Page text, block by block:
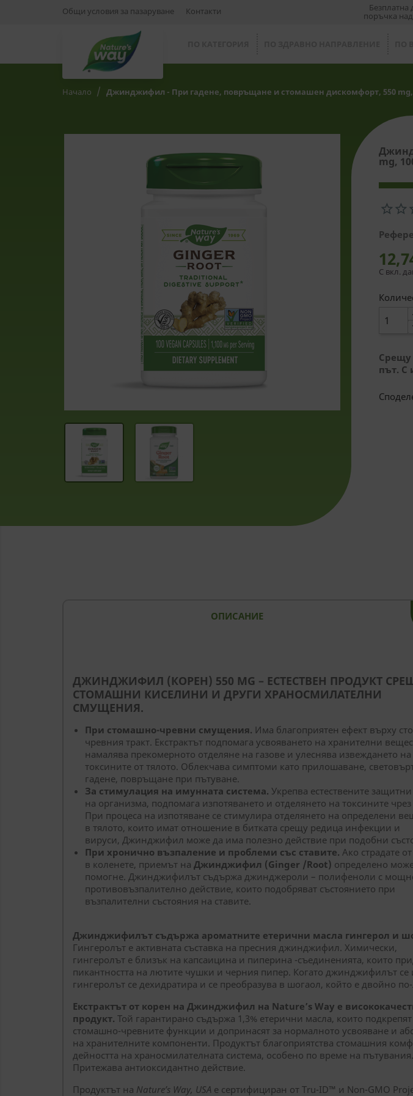
Общи условия за пазаруване Контакти Безплатна
поръчка
Начало Джинджифил - При гадене, повръщане и стомашен дискомфорт, 550 mg,
mg,
С вкл.
Срещу
път. С
ОПИСАНИЕ
ДЖИНДЖИФИЛ (КОРЕН) 550 MG – ЕСТЕСТВЕН ПРОДУКТ
СТОМАШНИ КИСЕЛИНИ И ДРУГИ ХРАНОСМИЛАТЕЛНИ
СМУЩЕНИЯ.
При стомашно-чревни смущения. Има благоприятен ефект върху
чревния тракт. Екстрактът подпомага усвояването на хранителни
намалява прекомерното отделяне на газове и улеснява извеждането на
токсините от тялото. Облекчава симптоми като прилошаване,
гадене, повръщане при пътуване.
За стимулация на имунната система. Укрепва естествените
на организма, подпомага изпотяването и отделянето на токсините чрез
При процеса на изпотяване се стимулира отделянето на определени
в тялото, които имат отношение в битката срещу редица инфекции и
вируси, Джинджифил може да има полезно действие при подобни
При хронично възпаление и проблеми със ставите. Ако страдате
в коленете, приемът на Джинджифил (Ginger /Root) определено
помогне. Джинджифилът съдържа джинджероли – полифеноли с
противовъзпалително действие, които подобряват състоянието при
възпалителни състояния на ставите.
Джинджифилът съдържа ароматните етерични масла гингерол и
Гингеролът е активната съставка на пресния джинджифил. Химически,
гингеролът е близък на капсаицина и пиперина -съединенията, които
пикантността на лютите чушки и черния пипер. Когато джинджифилът се
гингеролът се дехидратира и се преобразува в шогаол, който е двойно
Екстрактът от корен на Джинджифил на Nature’s Way е
продукт. Той гарантирано съдържа 1,3% етерични масла, които подкрепят
стомашно-чревните функции и допринасят за нормалното усвояване и
на хранителните компоненти. Продуктът благоприятства стомашния
дейността на храносмилателната система, особено по време на пътувания.
Притежава антиоксидантно действие.
Продуктът на Nature’s Way, USA е сертифициран от Tru-ID™ и Non-GMO